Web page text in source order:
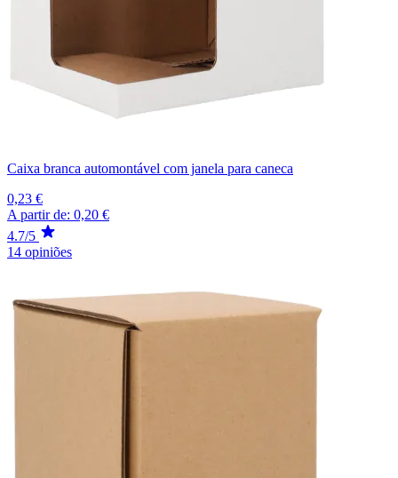
Caixa branca automontável com janela para caneca
0,23 €
A partir de: 0,20 €
4.7/5
14 opiniões